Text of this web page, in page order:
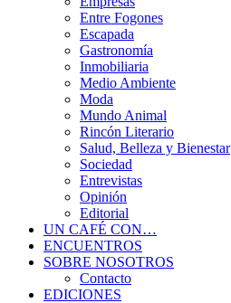
Entre Fogones
Escapada
Gastronomía
Inmobiliaria
Medio Ambiente
Moda
Mundo Animal
Rincón Literario
Salud, Belleza y Bienestar
Sociedad
Entrevistas
Opinión
Editorial
UN CAFÉ CON…
ENCUENTROS
SOBRE NOSOTROS
Contacto
EDICIONES